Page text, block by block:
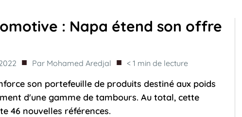
: Napa étend son offre
■ Par Mohamed Aredjal ■ < 1 min de lecture
son portefeuille de produits destiné aux poids
d'une gamme de tambours. Au total, cette
46 nouvelles références.